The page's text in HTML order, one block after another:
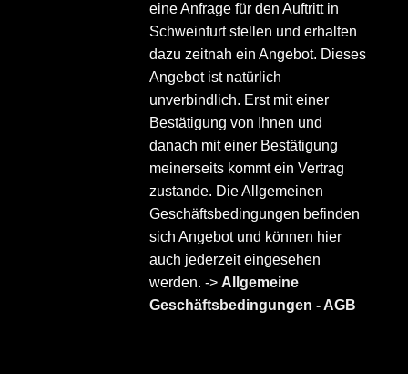
eine Anfrage für den Auftritt in
Schweinfurt stellen und erhalten
dazu zeitnah ein Angebot. Dieses
Angebot ist natürlich
unverbindlich. Erst mit einer
Bestätigung von Ihnen und
danach mit einer Bestätigung
meinerseits kommt ein Vertrag
zustande. Die Allgemeinen
Geschäftsbedingungen befinden
sich Angebot und können hier
auch jederzeit eingesehen
werden. ->Allgemeine
Geschäftsbedingungen - AGB